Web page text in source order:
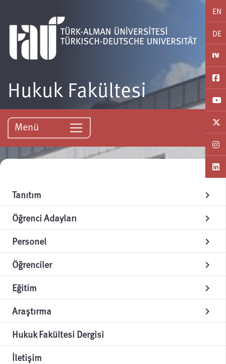
EN
DE
Hukuk Fakültesi
Menü
Tanıtım chevron_right
Öğrenci Adayları chevron_right
Personel chevron_right
Öğrenciler chevron_right
Eğitim chevron_right
Araştırma chevron_right
Hukuk Fakültesi Dergisi
İletişim